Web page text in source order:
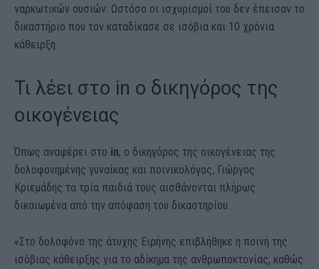
ναρκωτικών ουσιών. Ωστόσο οι ισχυρισμοί του δεν έπεισαν το
δικαστήριο που τον καταδίκασε σε ισόβια και 10 χρόνια
κάθειρξη.
Τι λέει στο in ο δικηγόρος της
οικογένειας
Όπως αναφέρει στο in, ο δικηγόρος της οικογένειας της
δολοφονημένης γυναίκας και ποινικολόγος, Γιώργος
Κριεμάδης τα τρία παιδιά τους αισθάνονται πλήρως
δικαιωμένα από την απόφαση του δικαστηρίου.
«Στο δολοφόνο της άτυχης Ειρήνης επιβλήθηκε η ποινή της
ισόβιας κάθειρξης για το αδίκημα της ανθρωποκτονίας, καθώς